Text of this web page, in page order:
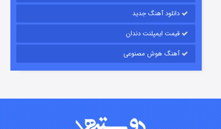
قسمت۲ (دوبله) منتشر شد
دانلود آهنگ جدید
قیمت ایمپلنت دندان
آهنگ هوش مصنوعی